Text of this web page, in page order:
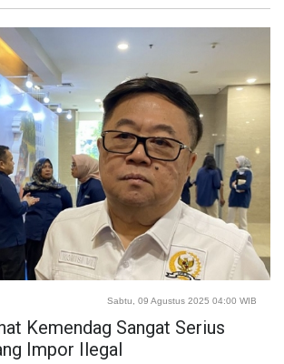
Sabtu, 09 Agustus 2025 04:00 WIB
Kemendag Sangat Serius
Impor Ilegal